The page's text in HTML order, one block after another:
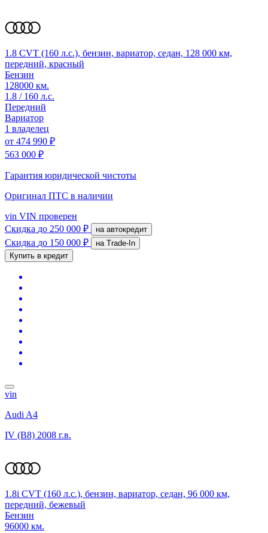
1.8 CVT (160 л.с.), бензин, вариатор, седан, 128 000 км,
передний, красный
Бензин
128000 км.
1.8 / 160 л.с.
Передний
Вариатор
1 владелец
от 474 990 ₽
563 000 ₽
Гарантия юридической чистоты
Оригинал ПТС в наличии
vin VIN проверен
Скидка до 250 000 ₽ на автокредит
Скидка до 150 000 ₽
на Trade-In
Купить в кредит
vin
Audi A4
IV (B8) 2008 г.в.
1.8i CVT (160 л.с.), бензин, вариатор, седан, 96 000 км,
передний, бежевый
Бензин
96000 км.